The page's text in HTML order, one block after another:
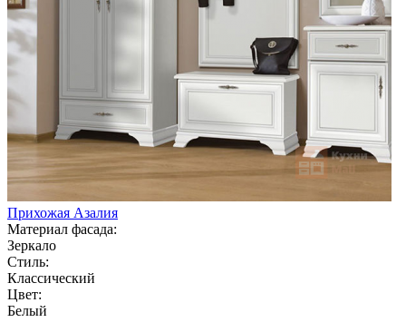
Прихожая Азалия
Материал фасада:
Зеркало
Стиль:
Классический
Цвет:
Белый